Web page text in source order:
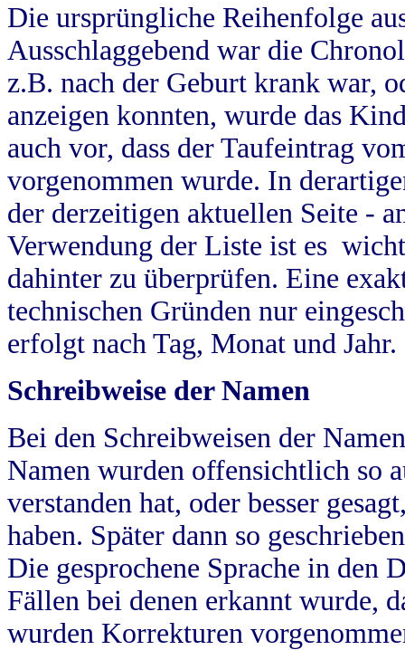
Die ursprüngliche Reihenfolge
Ausschlaggebend war die
z.B. nach der Geburt krank war,
anzeigen konnten, wurde das
auch vor, dass der Taufeintrag
vorgenommen wurde. In
der derzeitigen aktuellen Seite -
Verwendung der Liste ist es
dahinter zu überprüfen. Eine
technischen Gründen nur
erfolgt nach Tag, Monat und Jahr.
Schreibweise der Namen
Bei den Schreibweisen der
Namen wurden offensichtlich so
verstanden hat, oder besser
haben. Später dann so
Die gesprochene Sprache in
Fällen bei denen erkannt wurde,
wurden Korrekturen